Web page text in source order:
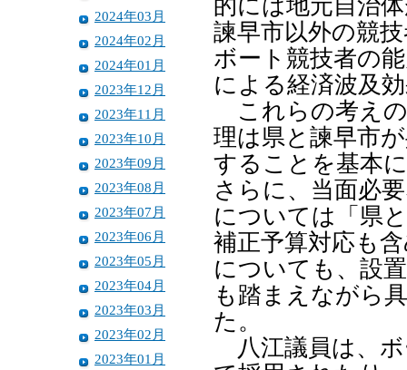
2024年03月
2024年02月
2024年01月
2023年12月
2023年11月
2023年10月
2023年09月
2023年08月
2023年07月
2023年06月
2023年05月
2023年04月
2023年03月
2023年02月
2023年01月
的には地元自治
諫早市以外の競
ボート競技者の
による経済波及
これらの考えの
理は県と諫早市
することを基本
さらに、当面必
については「県
補正予算対応も
についても、設
も踏まえながら
た。
八江議員は、ボ